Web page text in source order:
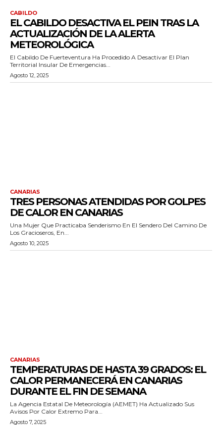
CABILDO
EL CABILDO DESACTIVA EL PEIN TRAS LA
ACTUALIZACIÓN DE LA ALERTA
METEOROLÓGICA
El Cabildo De Fuerteventura Ha Procedido A Desactivar El Plan
Territorial Insular De Emergencias...
Agosto 12, 2025
CANARIAS
TRES PERSONAS ATENDIDAS POR GOLPES
DE CALOR EN CANARIAS
Una Mujer Que Practicaba Senderismo En El Sendero Del Camino De
Los Gracioseros, En...
Agosto 10, 2025
CANARIAS
TEMPERATURAS DE HASTA 39 GRADOS: EL
CALOR PERMANECERÁ EN CANARIAS
DURANTE EL FIN DE SEMANA
La Agencia Estatal De Meteorología (AEMET) Ha Actualizado Sus
Avisos Por Calor Extremo Para...
Agosto 7, 2025